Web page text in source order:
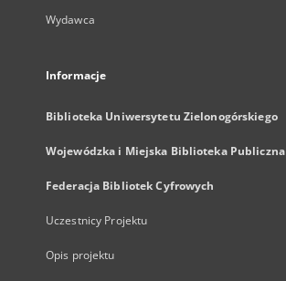
Wydawca
Informacje
Biblioteka Uniwersytetu Zielonogórskiego
Wojewódzka i Miejska Biblioteka Publiczna
Federacja Bibliotek Cyfrowych
Uczestnicy Projektu
Opis projektu